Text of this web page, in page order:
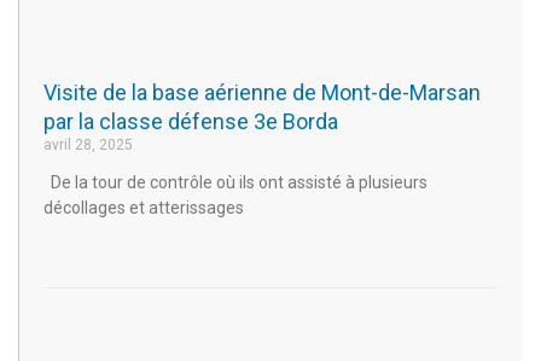
Visite de la base aérienne de Mont-de-Marsan
par la classe défense 3e Borda
avril 28, 2025
De la tour de contrôle où ils ont assisté à plusieurs
décollages et atterissages